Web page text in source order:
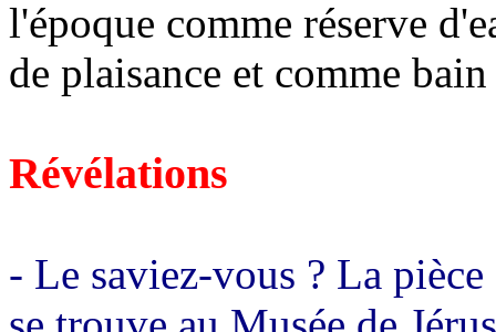
l'époque comme réserve
de plaisance et comme
Révélations
- Le saviez-vous ? La